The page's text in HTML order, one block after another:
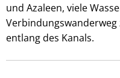
und Azaleen, viele
Verbindungswanderweg
entlang des Kanals.